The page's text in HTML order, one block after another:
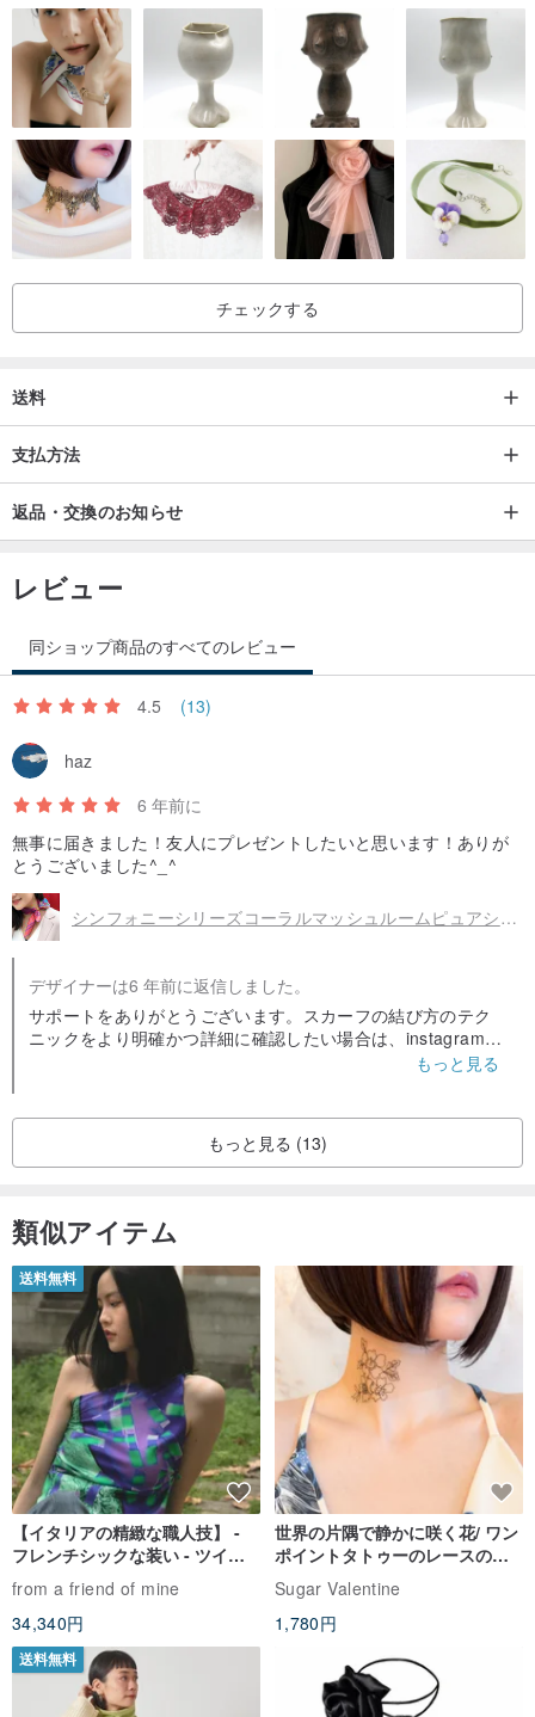
.................................................。 .................................................。
✈️香港、マカオ、台湾への送料無料
お手入れとメンテナンス：
当店のシルクスカーフはすべて100％ピュアシルクツイルですの
で、ドライクリーニングをお勧めします
注意：
写真と実際の商品との間に若干の色の違いがある場合があります
.................................................。 .................................................。
..............。
チェックする
送料
支払方法
返品・交換のお知らせ
レビュー
同ショップ商品のすべてのレビュー
4.5 (13)
haz
6 年前に
無事に届きました！友人にプレゼントしたいと思います！ありが
とうございました^_^
シンフォニーシリーズコーラルマッシュルームピュアシルクスカーフ（53cm x 53cm）
デザイナーは6 年前に返信しました。
サポートをありがとうございます。スカーフの結び方のテク
ニックをより明確かつ詳細に確認したい場合は、instagramに
アクセスして、igtvでチュートリアルビデオをご覧ください。
もっと見る
もっと見る (13)
類似アイテム
送料無料
【イタリアの精緻な職人技】 -
フレンチシックな装い - ツイル
プリントシルクスカーフトップ
ス
from a friend of mine
34,340円
世界の片隅で静かに咲く花/ ワン
ポイントタトゥーのレースのチ
ョーカー SV649
Sugar Valentine
1,780円
送料無料